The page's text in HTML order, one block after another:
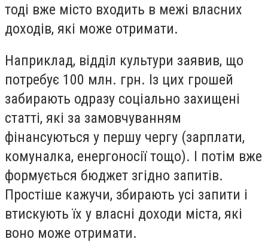
тоді вже місто входить в межі власних
доходів, які може отримати.
Наприклад, відділ культури заявив, що
потребує 100 млн. грн. Із цих грошей
забирають одразу соціально захищені
статті, які за замовчуванням
фінансуються у першу чергу (зарплати,
комуналка, енергоносії тощо). І потім вже
формується бюджет згідно запитів.
Простіше кажучи, збирають усі запити і
втискують їх у власні доходи міста, які
воно може отримати.